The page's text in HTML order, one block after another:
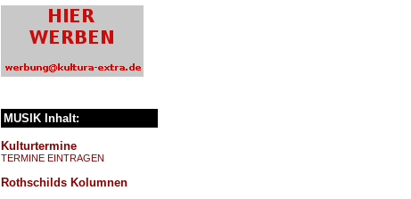
MUSIK Inhalt:
Kulturtermine
TERMINE EINTRAGEN
Rothschilds Kolumnen